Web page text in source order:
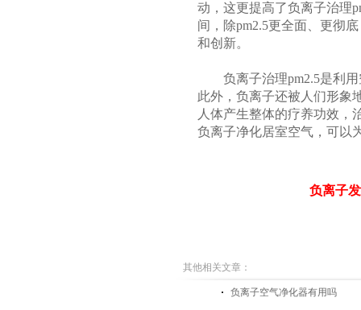
动，这更提高了负离子治理
间，除pm2.5更全面、更彻
和创新。
负离子治理pm2.5是利
此外，负离子还被人们形象
人体产生整体的疗养功效，
负离子净化居室空气，可以
负离子
其他相关文章：
负离子空气净化器有用吗